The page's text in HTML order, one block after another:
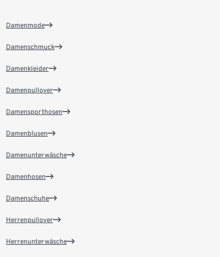
Damenmode
Damenschmuck
Damenkleider
Damenpullover
Damensporthosen
Damenblusen
Damenunterwäsche
Damenhosen
Damenschuhe
Herrenpullover
Herrenunterwäsche